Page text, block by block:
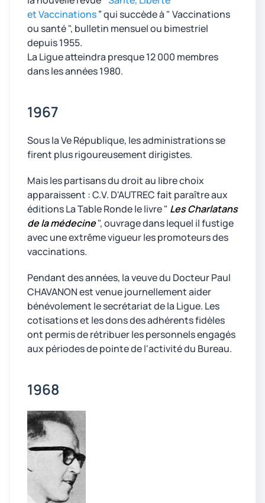
et Vaccinations” qui succède à " Vaccinations
ou santé ", bulletin mensuel ou bimestriel
depuis 1955.
La Ligue atteindra presque 12 000 membres
dans les années 1980.
1967
Sous la Ve République, les administrations se
firent plus rigoureusement dirigistes.
Mais les partisans du droit au libre choix
apparaissent : C.V. D'AUTREC fait paraître aux
éditions La Table Ronde le livre " Les Charlatans
de la médecine", ouvrage dans lequel il fustige
avec une extrême vigueur les promoteurs des
vaccinations.
Pendant des années, la veuve du Docteur Paul
CHAVANON est venue journellement aider
bénévolement le secrétariat de la Ligue. Les
cotisations et les dons des adhérents fidèles
ont permis de rétribuer les personnels engagés
aux périodes de pointe de l'activité du Bureau.
1968